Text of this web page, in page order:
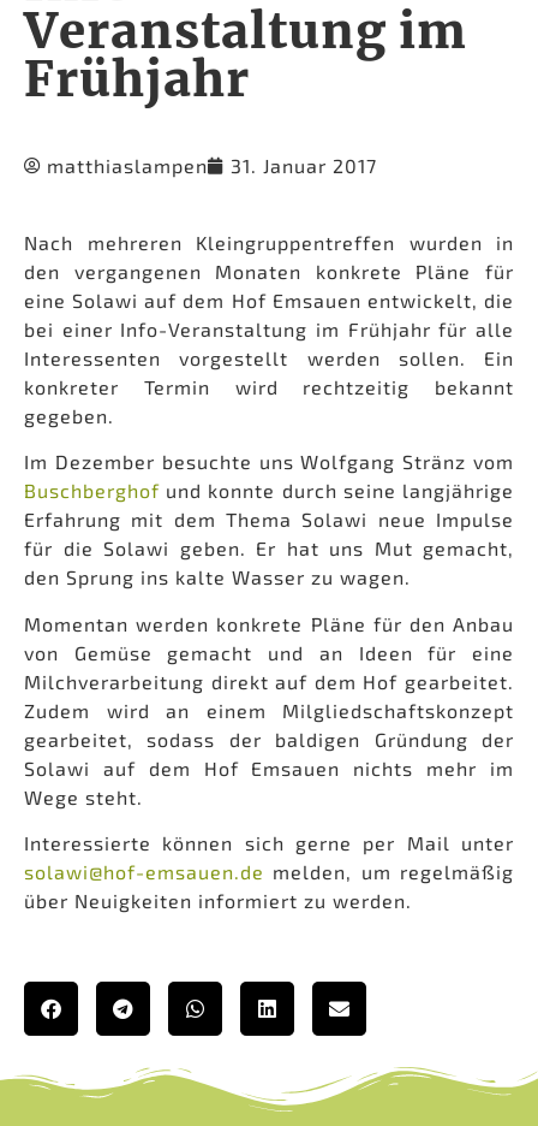
Veranstaltung im
Frühjahr
matthiaslampen 31. Januar 2017
Nach mehreren Kleingruppentreffen wurden in
den vergangenen Monaten konkrete Pläne für
eine Solawi auf dem Hof Emsauen entwickelt, die
bei einer Info-Veranstaltung im Frühjahr für alle
Interessenten vorgestellt werden sollen. Ein
konkreter Termin wird rechtzeitig bekannt
gegeben.
Im Dezember besuchte uns Wolfgang Stränz vom
Buschberghof und konnte durch seine langjährige
Erfahrung mit dem Thema Solawi neue Impulse
für die Solawi geben. Er hat uns Mut gemacht,
den Sprung ins kalte Wasser zu wagen.
Momentan werden konkrete Pläne für den Anbau
von Gemüse gemacht und an Ideen für eine
Milchverarbeitung direkt auf dem Hof gearbeitet.
Zudem wird an einem Milgliedschaftskonzept
gearbeitet, sodass der baldigen Gründung der
Solawi auf dem Hof Emsauen nichts mehr im
Wege steht.
Interessierte können sich gerne per Mail unter
solawi@hof-emsauen.de melden, um regelmäßig
über Neuigkeiten informiert zu werden.